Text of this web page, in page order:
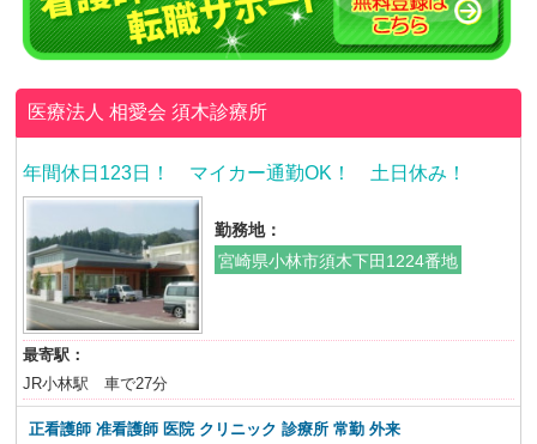
医療法人 相愛会須木診療所
年間休日123日！ マイカー通勤OK！ 土日休み！
勤務地：
宮崎県小林市須木下田1224番地
最寄駅：
JR小林駅 車で27分
正看護師 准看護師 医院 クリニック 診療所 常勤 外来